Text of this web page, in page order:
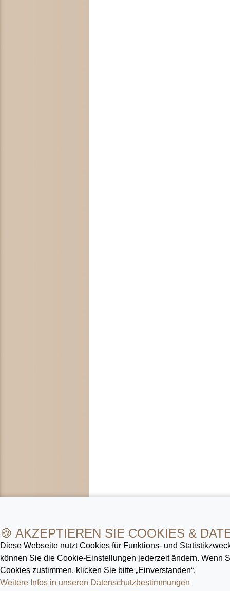
🍪 AKZEPTIEREN SIE COOKIES &
Diese Webseite nutzt Cookies für Funktions- und
können Sie die Cookie-Ein­stellungen jederzeit ändern. Wenn
Cookies zustimmen, klicken Sie bitte „Einverstanden“.
Weitere Infos in unseren Datenschutz­bestimmungen